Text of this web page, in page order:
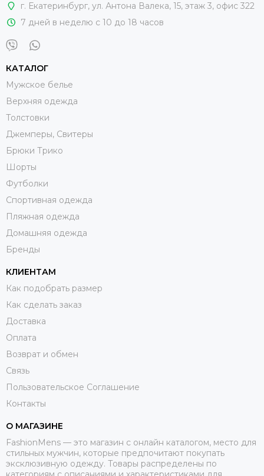
г. Екатеринбург, ул. Антона Валека, 15, этаж 3, офис 322
7 дней в неделю с 10 до 18 часов
КАТАЛОГ
Мужское белье
Верхняя одежда
Толстовки
Джемперы, Свитеры
Брюки Трико
Шорты
Футболки
Спортивная одежда
Пляжная одежда
Домашняя одежда
Бренды
КЛИЕНТАМ
Как подобрать размер
Как сделать заказ
Доставка
Оплата
Возврат и обмен
Связь
Пользовательское Соглашение
Контакты
О МАГАЗИНЕ
FashionMens — это магазин с онлайн каталогом, место для
стильных мужчин, которые предпочитают покупать
эксклюзивную одежду. Товары распределены по